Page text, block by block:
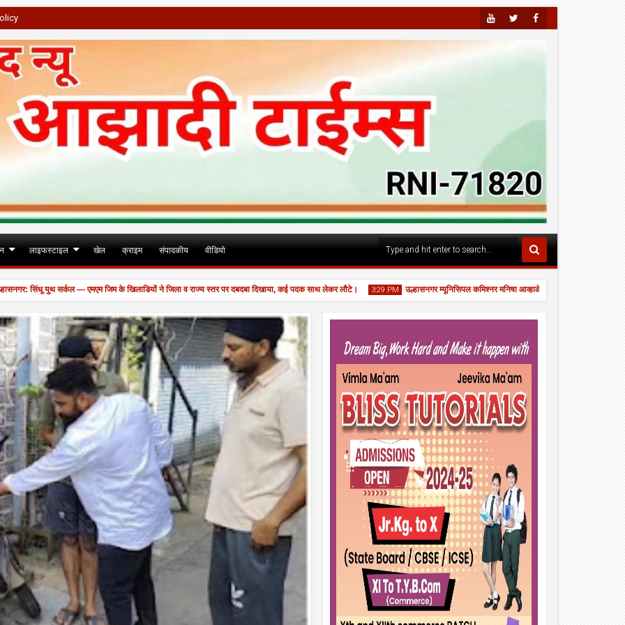
Youtu
लाइफस्टाइल खेल क्राइम संपादकीय वीडियो
सिंधू युथ सर्कल — एमएम जिम के खिलाडियों ने जिला व राज्य स्तर पर दबदबा दिखाया, कई पदक साथ लेकर लौटे। 3:29 PM
01 Aug
2026
उल्हासनगर म्यूनिसिपल कमिश्नर मनिषा आव्हाळे ने स्कूल नं. 24 का "घे भरारी"